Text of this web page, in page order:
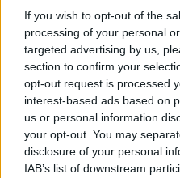
If you wish to opt-out of the
processing of your personal
targeted advertising by us,
section to confirm your
opt-out request is processed
interest-based ads based on
us or personal information
your opt-out. You may
disclosure of your personal
IAB’s list of downstream
TAIP PAT